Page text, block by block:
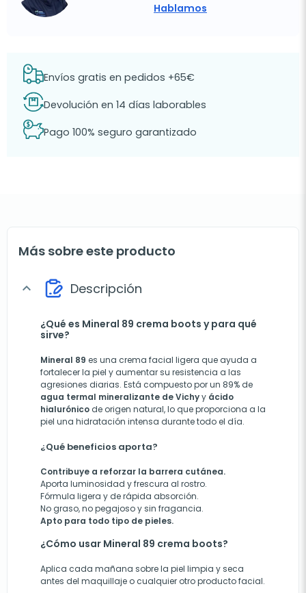
Hablamos
Envíos gratis en pedidos +65€
Devolución en 14 días laborables
Pago 100% seguro garantizado
Más sobre este producto
expand_more Descripción
¿Qué es Mineral 89 crema boots y para qué
sirve?
Mineral 89 es una crema facial ligera que ayuda a
fortalecer la piel y aumentar su resistencia a las
agresiones diarias. Está compuesto por un 89% de
agua termal mineralizante de Vichyy ácido
hialurónico de origen natural, lo que proporciona a la
piel una hidratación intensa durante todo el día.
¿Qué beneficios aporta?
Contribuye a reforzar la barrera cutánea.
Aporta luminosidad y frescura al rostro.
Fórmula ligera y de rápida absorción.
No graso, no pegajoso y sin fragancia.
Apto para todo tipo de pieles.
¿Cómo usar Mineral 89 crema boots?
Aplica cada mañana sobre la piel limpia y seca
antes del maquillaje o cualquier otro producto facial.